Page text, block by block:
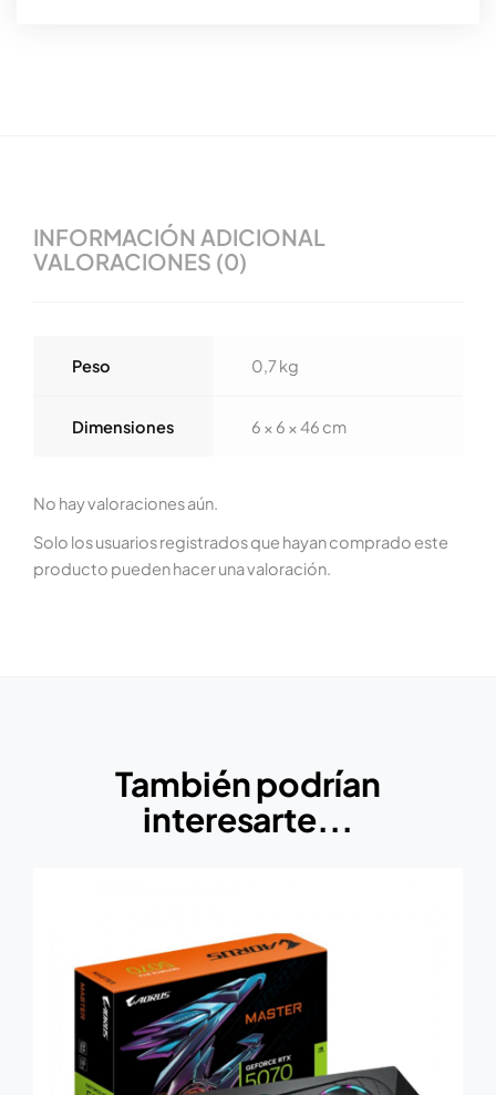
INFORMACIÓN ADICIONAL
VALORACIONES (0)
Peso 0,7 kg
Dimensiones 6 × 6 × 46 cm
No hay valoraciones aún.
Solo los usuarios registrados que hayan comprado este
producto pueden hacer una valoración.
También podrían
interesarte...